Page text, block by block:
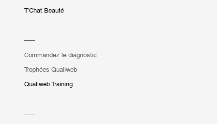
T'Chat Beauté
Commandez le diagnostic
Trophées Qualiweb
Qualiweb Training